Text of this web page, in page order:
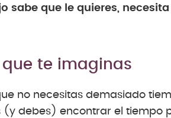
sabe que le quieres,
que te imaginas
no necesitas demasiado
(y debes) encontrar el tiempo